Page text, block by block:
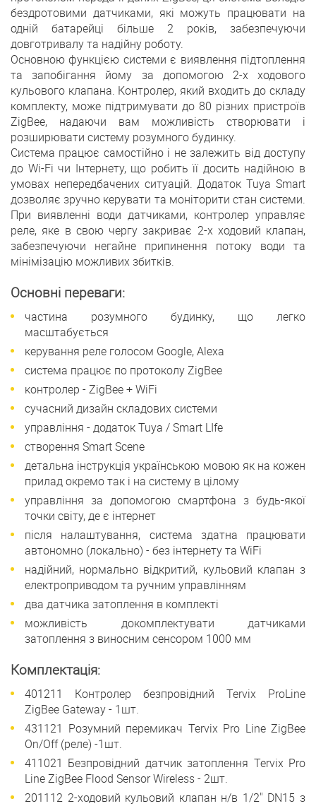
бездротовими датчиками, які можуть працювати на
одній батарейці більше 2 років, забезпечуючи
довготривалу та надійну роботу.
Основною функцією системи є виявлення підтоплення
та запобігання йому за допомогою 2-х ходового
кульового клапана. Контролер, який входить до складу
комплекту, може підтримувати до 80 різних пристроїв
ZigBee, надаючи вам можливість створювати і
розширювати систему розумного будинку.
Система працює самостійно і не залежить від доступу
до Wi-Fi чи Інтернету, що робить її досить надійною в
умовах непередбачених ситуацій. Додаток Tuya Smart
дозволяє зручно керувати та моніторити стан системи.
При виявленні води датчиками, контролер управляє
реле, яке в свою чергу закриває 2-х ходовий клапан,
забезпечуючи негайне припинення потоку води та
мінімізацію можливих збитків.
Основні переваги:
частина розумного будинку, що легко
масштабується
керування реле голосом Google, Alexa
система працює по протоколу ZigBee
контролер - ZigBee + WiFi
сучасний дизайн складових системи
управління - додаток Tuya / Smart LIfe
створення Smart Scene
детальна інструкція українською мовою як на кожен
прилад окремо так і на систему в цілому
управління за допомогою смартфона з будь-якої
точки світу, де є інтернет
після налаштування, система здатна працювати
автономно (локально) - без інтернету та WiFi
надійний, нормально відкритий, кульовий клапан з
електроприводом та ручним управлінням
два датчика затоплення в комплекті
можливість докомплектувати датчиками
затоплення з виносним сенсором 1000 мм
Комплектація:
401211 Контролер безпровідний Tervix ProLine
ZigBee Gateway - 1шт.
431121 Розумний перемикач Tervix Pro Line ZigBee
On/Off (реле) -1шт.
411021 Безпровідний датчик затоплення Tervix Pro
Line ZigBee Flood Sensor Wireless - 2шт.
201112 2-ходовий кульовий клапан н/в 1/2" DN15 з